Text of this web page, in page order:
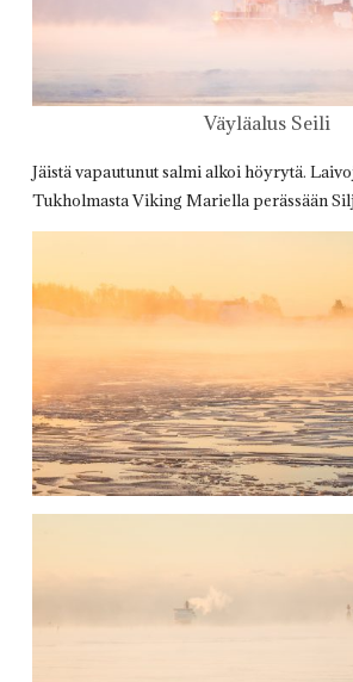
Väyläalus Seili
Jäistä vapautunut salmi alkoi höyrytä.
Tukholmasta Viking Mariella perässään